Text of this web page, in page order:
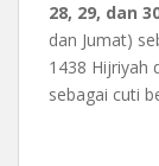
28, 29, dan
dan Jumat)
1438 Hijriyah
sebagai cuti